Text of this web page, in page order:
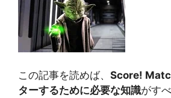
この記事を読めば、 Score!
ターするために必要な知識がす